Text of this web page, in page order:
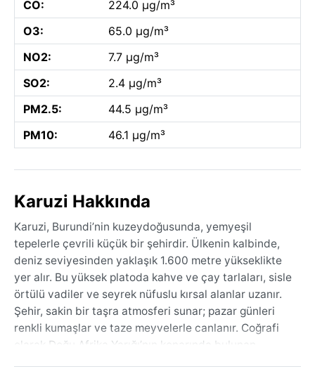
CO:
224.0 µg/m³
O3:
65.0 µg/m³
NO2:
7.7 µg/m³
SO2:
2.4 µg/m³
PM2.5:
44.5 µg/m³
PM10:
46.1 µg/m³
Karuzi Hakkında
Karuzi, Burundi’nin kuzeydoğusunda, yemyeşil
tepelerle çevrili küçük bir şehirdir. Ülkenin kalbinde,
deniz seviyesinden yaklaşık 1.600 metre yükseklikte
yer alır. Bu yüksek platoda kahve ve çay tarlaları, sisle
örtülü vadiler ve seyrek nüfuslu kırsal alanlar uzanır.
Şehir, sakin bir taşra atmosferi sunar; pazar günleri
renkli kumaşlar ve taze meyvelerle canlanır. Coğrafi
olarak Doğu Afrika Yarığı’nın kenarında bulunan